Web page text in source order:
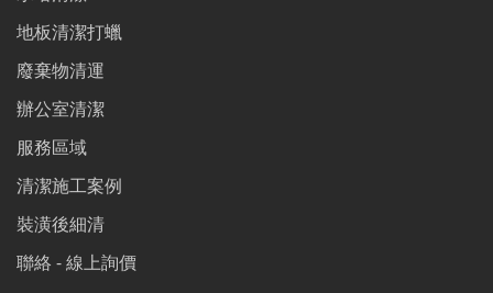
地板清潔打蠟
廢棄物清運
辦公室清潔
服務區域
清潔施工案例
裝潢後細清
聯絡 - 線上詢價